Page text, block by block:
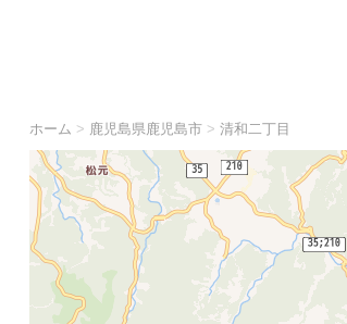
ホーム > 鹿児島県鹿児島市> 清和二丁目